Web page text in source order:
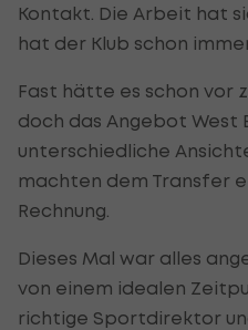
Kontakt. Die Arbeit hat
hat der Klub schon
Fast hätte es schon vor
doch das Angebot West
unterschiedliche
machten dem Transfer
Rechnung.
Dieses Mal war alles
von einem idealen
richtige Sportdirektor